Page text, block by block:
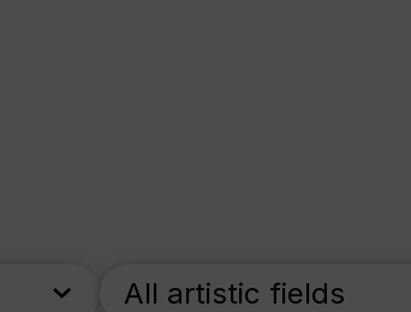
All artistic fields